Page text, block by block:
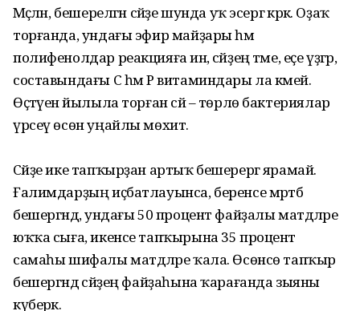
Мәҫәлән, бешерелгән сәйҙе шунда уҡ эсергә кәрәк. Оҙаҡ
торғанда, ундағы эфир майҙары һәм
полифенолдар реакцияға инә, сәйҙең тәме, еҫе үҙгәрә,
составындағы С һәм Р витаминдары ла кәмей.
Өҫтәүенә йылыла торған сәй – төрлө бактериялар
үрсеү өсөн уңайлы мөхит.
Сәйҙе ике тапҡырҙан артыҡ беше­рергә ярамай.
Ғалимдарҙың иҫбат­лауынса, беренсе мәртәбә
бешергәндә, ундағы 50 процент файҙалы матдәләре
юҡҡа сыға, икенсе тапҡырына 35 процент
самаһы шифалы матдәләре ҡала. Өсөнсө тапҡыр
бешергәндә сәйҙең файҙаһына ҡарағанда зыяны
күберәк.